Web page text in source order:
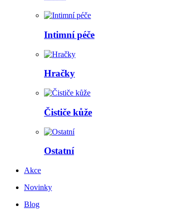
Intimní péče
Hračky
Čističe kůže
Ostatní
Akce
Novinky
Blog